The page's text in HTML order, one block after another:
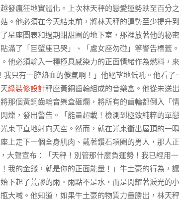
發瘋狂地實體化。上次林天秤的戀愛運勢跌至百分
。他必須在今天結束前，將林天秤的運勢至少提升
星座圖表和過期甜甜圈的地下室，那裡放著他的秘
滿了「巨蟹座已哭」、「處女座勿碰」等警告標籤
他必須輸入一種極具感染力的正面情緒作為燃料，
我只有一腔熱血的傻氣啊！」他絕望地低吼。他看
綠裝修設計秤座黃銅齒輪組成的音樂盒。他從未送
那個黃銅齒輪音樂盒砸爛，將所有的齒輪都倒入「
爍，發出警告。「能量超載！檢測到極致純粹的單
束筆直地射向天空。然而，就在光束衝出屋頂的一
上走下一個全身肌肉、戴著鑽石項圈的男人，那人
聲宣布：「天秤！別管那什麼負運勢！我已經用
我的金錢，就是你的正面能量！」牛土豪的行為，
下起了荒謬的雨。雨點不是水，而是閃耀著淚光的
大喊。他知道，如果牛土豪的物質力量勝出，林天